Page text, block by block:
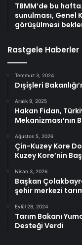
TBMM’de bu
sunulması, Genel
görüşülmesi
Rastgele Haberler
Temmuz 3, 2024
Dışişleri
Aralık 9, 2025
Hakan Fidan,
Mekanizması’nın
Ağustos 5, 2026
Çin-Kuzey Kore
Kuzey Kore’nin
Nisan 3, 2026
Başkan
şehir merkezi
Eylül 28, 2024
Tarım Bakanı
Desteği Verdi